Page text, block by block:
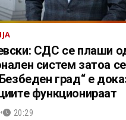
СДС се плаши
систем затоа
град“ е
функционираат
20:29